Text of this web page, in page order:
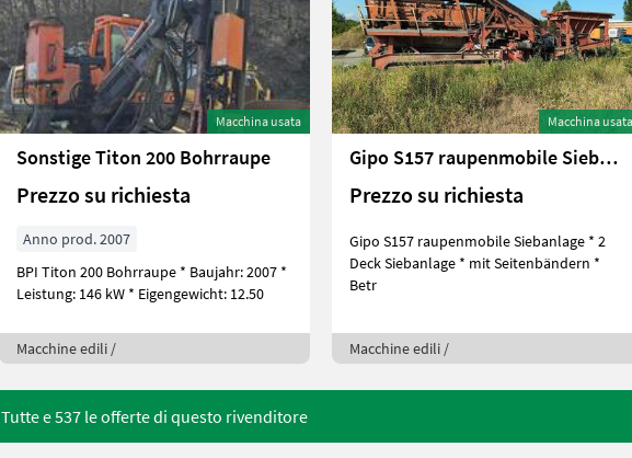
Macchina usata
Sonstige Titon 200 Bohrraupe
Prezzo su richiesta
Anno prod. 2007
BPI Titon 200 Bohrraupe * Baujahr: 2007 *
Leistung: 146 kW * Eigengewicht: 12.50
Macchine edili /
Macchina usata
Gipo S157 raupenmobile Siebanlage
Prezzo su richiesta
Gipo S157 raupenmobile Siebanlage * 2
Deck Siebanlage * mit Seitenbändern *
Betr
Macchine edili /
Tutte e 537 le offerte di questo rivenditore